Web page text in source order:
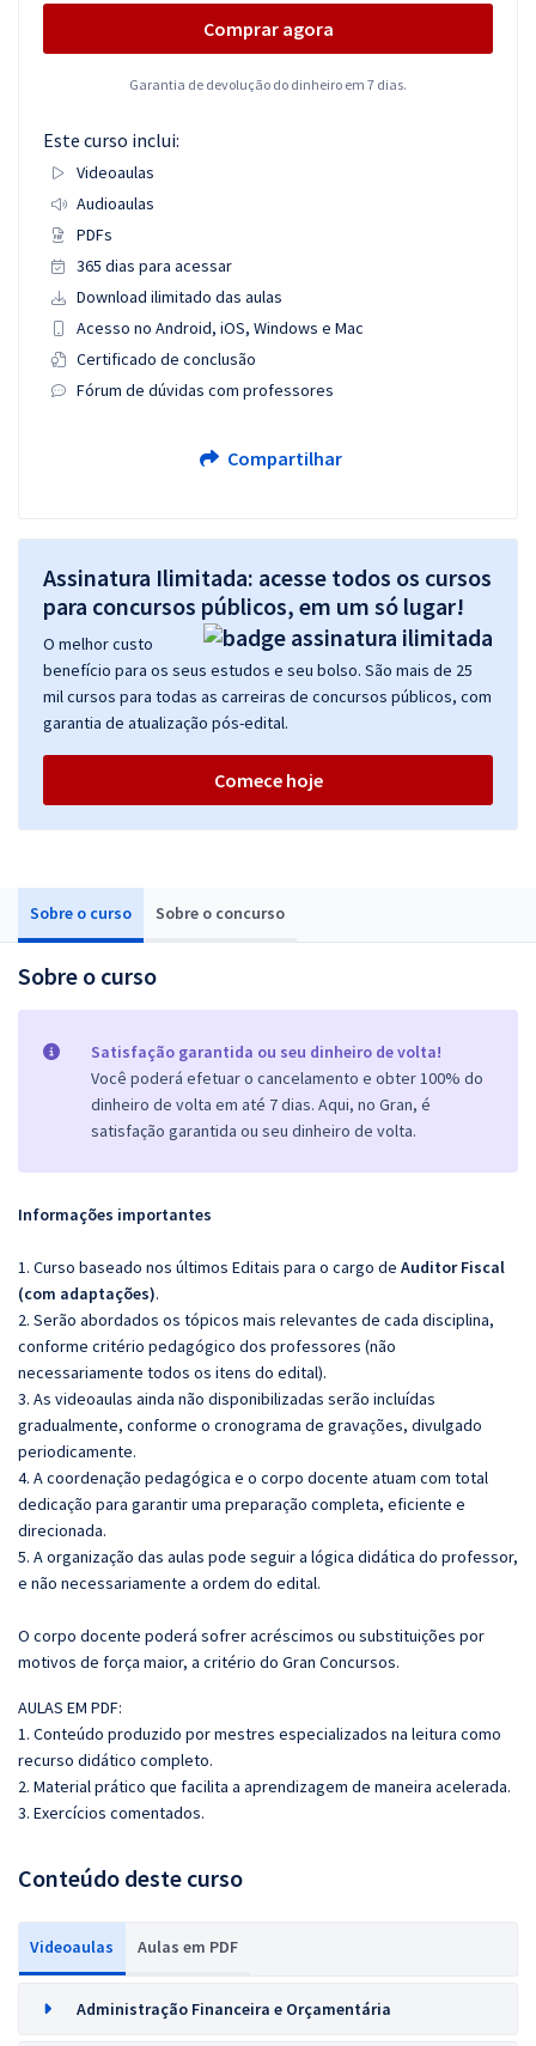
Sobre o curso Sobre o concurso
Sobre o curso
Satisfação garantida ou seu dinheiro de volta!
Você poderá efetuar o cancelamento e obter 100% do
dinheiro de volta em até 7 dias. Aqui, no Gran, é
satisfação garantida ou seu dinheiro de volta.
Informações importantes
1. Curso baseado nos últimos Editais para o cargo de Auditor Fiscal
(com adaptações).
2. Serão abordados os tópicos mais relevantes de cada disciplina,
conforme critério pedagógico dos professores (não
necessariamente todos os itens do edital).
3. As videoaulas ainda não disponibilizadas serão incluídas
gradualmente, conforme o cronograma de gravações, divulgado
periodicamente.
4. A coordenação pedagógica e o corpo docente atuam com total
dedicação para garantir uma preparação completa, eficiente e
direcionada.
5. A organização das aulas pode seguir a lógica didática do professor,
e não necessariamente a ordem do edital.
O corpo docente poderá sofrer acréscimos ou substituições por
motivos de força maior, a critério do Gran Concursos.
AULAS EM PDF:
1. Conteúdo produzido por mestres especializados na leitura como
recurso didático completo.
2. Material prático que facilita a aprendizagem de maneira acelerada.
3. Exercícios comentados.
Conteúdo deste curso
Videoaulas Aulas em PDF
Administração Financeira e Orçamentária
Comprar agora
Garantia de devolução do dinheiro em 7 dias.
Este curso inclui:
Videoaulas
Audioaulas
PDFs
365 dias para acessar
Download ilimitado das aulas
Acesso no Android, iOS, Windows e Mac
Certificado de conclusão
Fórum de dúvidas com professores
Compartilhar
Assinatura Ilimitada: acesse todos os cursos
para concursos públicos, em um só lugar!
O melhor custo
benefício para os seus estudos e seu bolso. São mais de 25
mil cursos para todas as carreiras de concursos públicos, com
garantia de atualização pós-edital.
Comece hoje